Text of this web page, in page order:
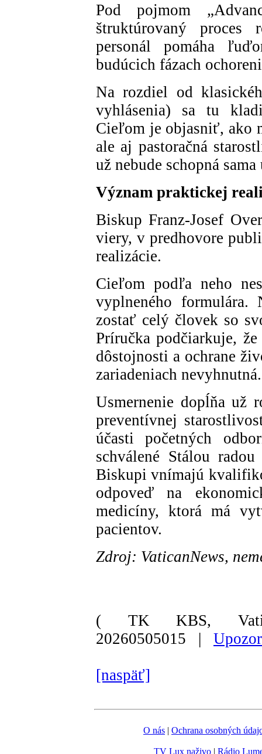
Pod pojmom
štruktúrovaný proces
personál pomáha
budúcich fázach
Na rozdiel od
vyhlásenia) sa tu
Cieľom je objasniť, ako
ale aj pastoračná
už nebude schopná
Význam praktickej
Biskup Franz-Josef
viery, v predhovore
realizácie.
Cieľom podľa neho
vyplneného formulára.
zostať celý človek so
Príručka podčiarkuje,
dôstojnosti a ochrane
zariadeniach nevyhnutná.
Usmernenie dopĺňa už
preventívnej
účasti početných
schválené Stálou
Biskupi vnímajú
odpoveď na
medicíny, ktorá má
pacientov.
Zdroj: VaticanNews,
( TK KBS,
20260505015 |
[naspäť]
O nás | Ochrana osobných
TV Lux naživo| Rádio